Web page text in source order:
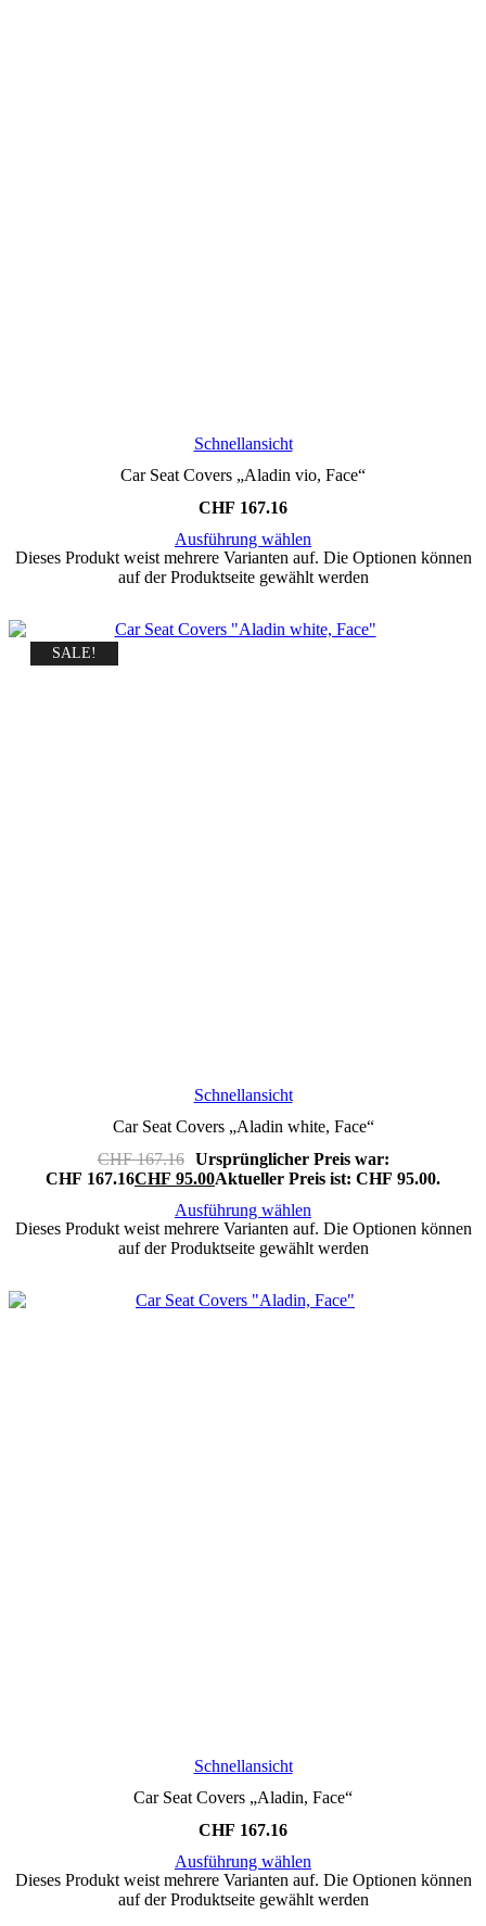
Schnellansicht
Car Seat Covers „Aladin vio, Face“
CHF 167.16
Ausführung wählen
Dieses Produkt weist mehrere Varianten auf. Die Optionen können
auf der Produktseite gewählt werden
SALE!
Schnellansicht
Car Seat Covers „Aladin white, Face“
CHF167.16
Ursprünglicher Preis war:
CHF 167.16CHF 95.00Aktueller Preis ist: CHF 95.00.
Ausführung wählen
Dieses Produkt weist mehrere Varianten auf. Die Optionen können
auf der Produktseite gewählt werden
Schnellansicht
Car Seat Covers „Aladin, Face“
CHF 167.16
Ausführung wählen
Dieses Produkt weist mehrere Varianten auf. Die Optionen können
auf der Produktseite gewählt werden